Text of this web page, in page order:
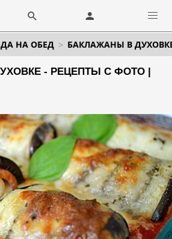
НА ОБЕД БАКЛАЖАНЫ В
- РЕЦЕПТЫ С ФОТО |